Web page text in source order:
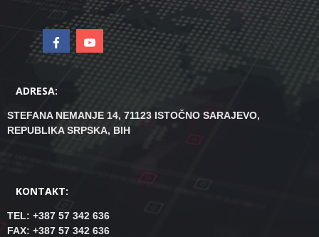
ADRESA:
STEFANA NEMANJE 14, 71123 ISTOČNO SARAJEVO,
REPUBLIKA SRPSKA, BIH
KONTAKT:
TEL: +387 57 342 636
FAX: +387 57 342 636